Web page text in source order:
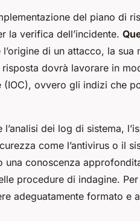
del piano di
la verifica dell’incidente.
di un attacco, la sua
dovrà lavorare in
ovvero gli indizi che
dei log di sistema,
come l’antivirus o il
conoscenza
procedure di indagine.
adeguatamente formato e